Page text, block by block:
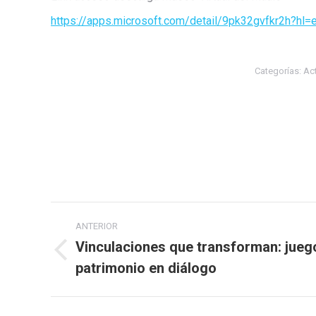
https://apps.microsoft.com/detail/
Categorías:
Navegación
entre
publicaciones
ANTERIOR
anterior:
Vinculaciones que transforman:
patrimonio en diálogo